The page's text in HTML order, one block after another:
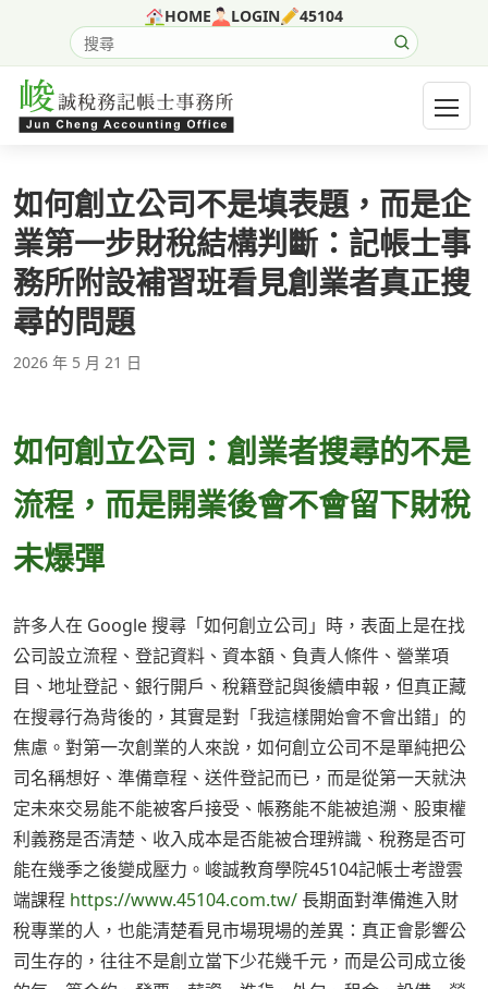
HOME LOGIN 45104
搜尋網站內容
開啟
如何創立公司不是填表題，而是企
業第一步財稅結構判斷：記帳士事
務所附設補習班看見創業者真正搜
尋的問題
2026 年 5 月 21 日
如何創立公司：創業者搜尋的不是
流程，而是開業後會不會留下財稅
未爆彈
許多人在 Google 搜尋「如何創立公司」時，表面上是在找
公司設立流程、登記資料、資本額、負責人條件、營業項
目、地址登記、銀行開戶、稅籍登記與後續申報，但真正藏
在搜尋行為背後的，其實是對「我這樣開始會不會出錯」的
焦慮。對第一次創業的人來說，如何創立公司不是單純把公
司名稱想好、準備章程、送件登記而已，而是從第一天就決
定未來交易能不能被客戶接受、帳務能不能被追溯、股東權
利義務是否清楚、收入成本是否能被合理辨識、稅務是否可
能在幾季之後變成壓力。峻誠教育學院45104記帳士考證雲
端課程 https://www.45104.com.tw/長期面對準備進入財
稅專業的人，也能清楚看見市場現場的差異：真正會影響公
司生存的，往往不是創立當下少花幾千元，而是公司成立後